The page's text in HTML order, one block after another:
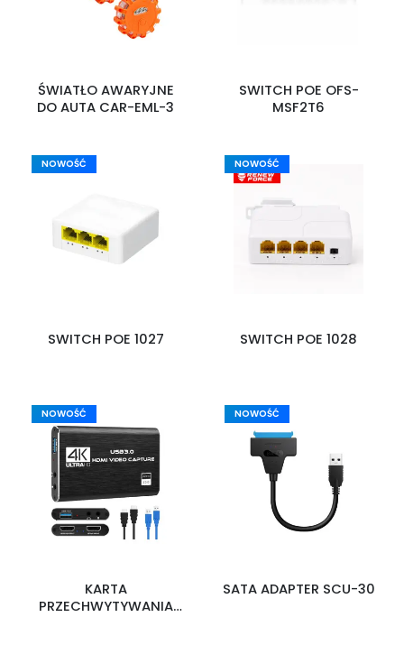
ŚWIATŁO AWARYJNE
DO AUTA CAR-EML-3
SWITCH POE OFS-
MSF2T6
NOWOŚĆ
SWITCH POE 1027
NOWOŚĆ
SWITCH POE 1028
NOWOŚĆ
KARTA
PRZECHWYTYWANIA
NOWOŚĆ
SATA ADAPTER SCU-30